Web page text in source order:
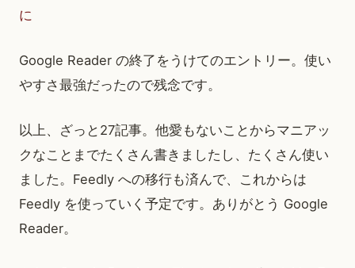
に
Google Reader の終了をうけてのエントリー。使い
やすさ最強だったので残念です。
以上、ざっと27記事。他愛もないことからマニアッ
クなことまでたくさん書きましたし、たくさん使い
ました。Feedly への移行も済んで、これからは
Feedly を使っていく予定です。ありがとう Google
Reader。